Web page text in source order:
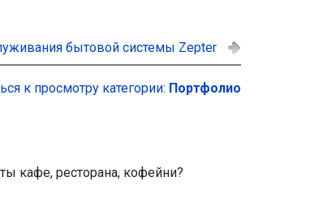
бытовой системы Zepter
к просмотру категории: Портфолио
кафе, ресторана, кофейни?